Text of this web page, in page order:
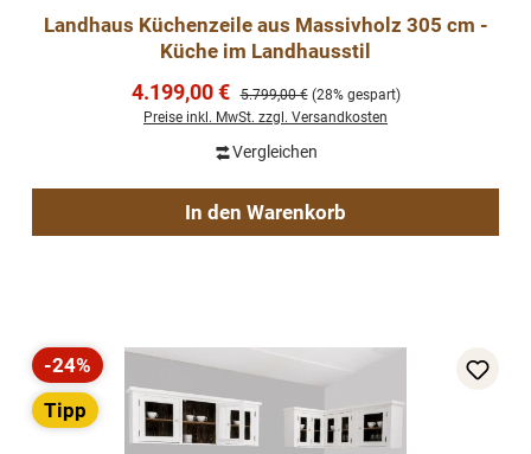
Landhaus Küchenzeile aus Massivholz 305 cm -
Küche im Landhausstil
Verkaufspreis:
4.199,00 € Regulärer Preis:
5.799,00 € (28% gespart)
Preise inkl. MwSt. zzgl. Versandkosten
Vergleichen
In den Warenkorb
Rabatt
-24%
Tipp